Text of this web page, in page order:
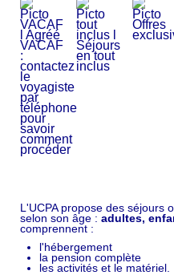
L'UCPA propose des séjours
selon son âge : adultes,
comprennent :
l'hébergement
la pension complète
les activités et le matériel.